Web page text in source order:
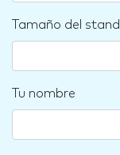
Tamaño del stand
Tu nombre